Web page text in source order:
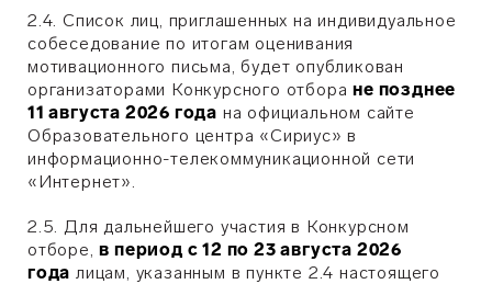
2.4. Список лиц, приглашенных на индивидуальное
собеседование по итогам оценивания
мотивационного письма, будет опубликован
организаторами Конкурсного отборане позднее
11 августа 2026 года на официальном сайте
Образовательного центра «Сириус» в
информационно-телекоммуникационной сети
«Интернет».
2.5. Для дальнейшего участия в Конкурсном
отборе,в период с 12 по 23 августа 2026
года лицам, указанным в пункте 2.4 настоящего